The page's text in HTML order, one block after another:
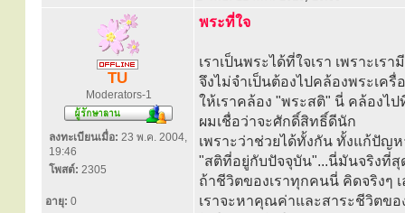
TU
Moderators-1
ลงทะเบียนเมื่อ: 23 พ.ค. 2004,
19:46
โพสต์: 2305
อายุ: 0
พระที่ใจ
เราเป็นพระได้ที่ใจเรา เพราะเร
จึงไม่จำเป็นต้องไปคล้องพระเครื่
ให้เราคล้อง "พระสติ" นี่ คล้องไป
ผมเชื่อว่าจะศักดิ์สิทธิ์ดีนัก
เพราะว่าช่วยได้ทั้งกัน ทั้งแก้ปัญห
"สติที่อยู่กับปัจจุบัน"...นี่มันจริงที่สุ
ถ้าชีวิตของเราทุกคนนี่ คิดจริงๆ
เราจะหาคุณค่าและสาระชีวิตขอ